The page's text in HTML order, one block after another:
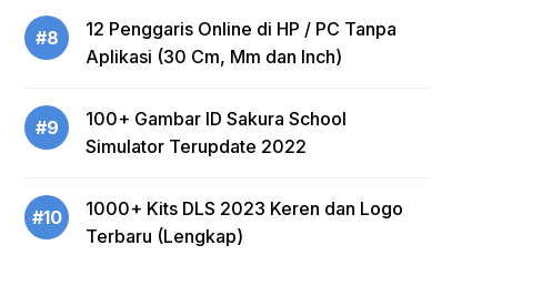
#8
12 Penggaris Online di HP / PC Tanpa
Aplikasi (30 Cm, Mm dan Inch)
#9
100+ Gambar ID Sakura School
Simulator Terupdate 2022
#10
1000+ Kits DLS 2023 Keren dan Logo
Terbaru (Lengkap)